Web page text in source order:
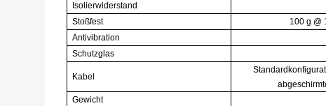
Isolierwiderstand
Stoßfest
100 g @
Antivibration
Schutzglas
Kabel
Gewicht